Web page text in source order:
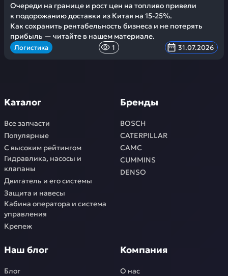
Очереди на границе и рост цен на топливо привели
к подорожанию доставки из Китая на 15-25%.
Как сохранить рентабельность бизнеса и не потерять
прибыль — читайте в нашем материале.
Логистика 1 31.07.2026
Каталог
Все запчасти
Популярные
С высоким рейтингом
Гидравлика, насосы и
клапаны
Двигатель и его системы
Защита и навесы
Кабина оператора и система
управления
Крепеж
Бренды
BOSCH
CATERPILLAR
CAMC
CUMMINS
DENSO
Наш блог
Блог
Компания
О нас